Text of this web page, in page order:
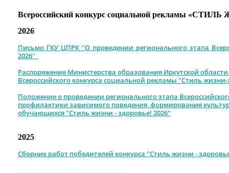
Всероссийский конкурс социальной рекламы
2026
Письмо ГКУ ЦПРК "О проведении регионального этапа
2026"
Распоряжение Министерства образования Иркутской
Всероссийского конкурса социальной рекламы "Стиль
Положение о проведении регионального этапа
профилактики зависимого поведения, формирования
обучающихся "Стиль жизни - здоровье! 2026"
2025
Сборник работ победителей конкурса "Стиль жизни -